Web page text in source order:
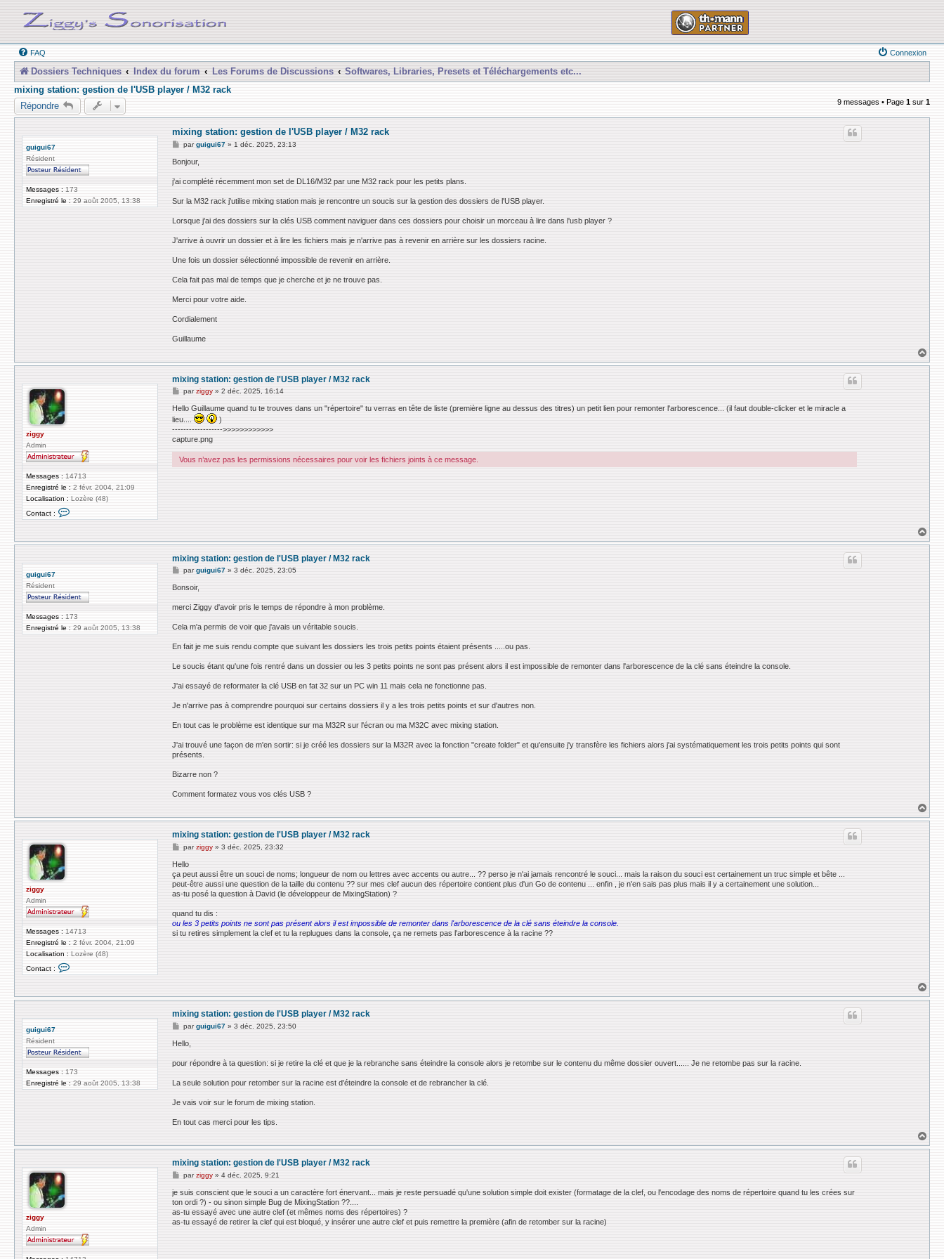
FAQ Connexion
Dossiers Techniques Index du forum Les Forums de Discussions
Softwares, Libraries, Presets et Téléchargements etc...
mixing station: gestion de l'USB player / M32 rack
Répondre
9 messages • Page 1 sur 1
guigui67
Résident
Messages : 173
Enregistré le : 29 août 2005, 13:38
mixing station: gestion de l'USB player / M32 rack
M
s
g
parguigui67 » 1 déc. 2025, 23:13
Bonjour,
j'ai complété récemment mon set de DL16/M32 par une M32 rack pour les petits plans.
Sur la M32 rack j'utilise mixing station mais je rencontre un soucis sur la gestion des dossiers de l'USB player.
Lorsque j'ai des dossiers sur la clés USB comment naviguer dans ces dossiers pour choisir un morceau à lire dans l'usb player ?
J'arrive à ouvrir un dossier et à lire les fichiers mais je n'arrive pas à revenir en arrière sur les dossiers racine.
Une fois un dossier sélectionné impossible de revenir en arrière.
Cela fait pas mal de temps que je cherche et je ne trouve pas.
Merci pour votre aide.
Cordialement
Guillaume
a
ziggy
Admin
Messages : 14713
Enregistré le : 2 févr. 2004, 21:09
Localisation : Lozère (48)
Contact :
a
i
g
y
mixing station: gestion de l'USB player / M32 rack
M
s
a
e
parziggy »2 déc. 2025, 16:14
Hello Guillaume quand tu te trouves dans un "répertoire" tu verras en tête de liste (première ligne au dessus des titres) un petit lien pour remonter l'arborescence... (il faut double-clicker et le miracle a
lieu....
)
------------------>>>>>>>>>>>>
capture.png
Vous n’avez pas les permissions nécessaires pour voir les fichiers joints à ce message.
a
guigui67
Résident
Messages : 173
Enregistré le : 29 août 2005, 13:38
mixing station: gestion de l'USB player / M32 rack
M
s
g
parguigui67 »3 déc. 2025, 23:05
Bonsoir,
merci Ziggy d'avoir pris le temps de répondre à mon problème.
Cela m'a permis de voir que j'avais un véritable soucis.
En fait je me suis rendu compte que suivant les dossiers les trois petits points étaient présents .....ou pas.
Le soucis étant qu'une fois rentré dans un dossier ou les 3 petits points ne sont pas présent alors il est impossible de remonter dans l'arborescence de la clé sans éteindre la console.
J'ai essayé de reformater la clé USB en fat 32 sur un PC win 11 mais cela ne fonctionne pas.
Je n'arrive pas à comprendre pourquoi sur certains dossiers il y a les trois petits points et sur d'autres non.
En tout cas le problème est identique sur ma M32R sur l'écran ou ma M32C avec mixing station.
J'ai trouvé une façon de m'en sortir: si je créé les dossiers sur la M32R avec la fonction "create folder" et qu'ensuite j'y transfère les fichiers alors j'ai systématiquement les trois petits points qui sont
présents.
Bizarre non ?
Comment formatez vous vos clés USB ?
a
ziggy
Admin
Messages : 14713
Enregistré le : 2 févr. 2004, 21:09
Localisation : Lozère (48)
Contact :
o
a
i
g
y
mixing station: gestion de l'USB player / M32 rack
M
s
s
a
g
e
parziggy »3 déc. 2025, 23:32
Hello
ça peut aussi être un souci de noms; longueur de nom ou lettres avec accents ou autre... ?? perso je n'ai jamais rencontré le souci... mais la raison du souci est certainement un truc simple et bête ...
peut-être aussi une question de la taille du contenu ?? sur mes clef aucun des répertoire contient plus d'un Go de contenu ... enfin , je n'en sais pas plus mais il y a certainement une solution...
as-tu posé la question à David (le développeur de MixingStation) ?
quand tu dis :
ou les 3 petits points ne sont pas présent alors il est impossible de remonter dans l'arborescence de la clé sans éteindre la console.
si tu retires simplement la clef et tu la replugues dans la console, ça ne remets pas l'arborescence à la racine ??
a
guigui67
Résident
Messages : 173
Enregistré le : 29 août 2005, 13:38
mixing station: gestion de l'USB player / M32 rack
M
s
g
parguigui67 »3 déc. 2025, 23:50
Hello,
pour répondre à ta question: si je retire la clé et que je la rebranche sans éteindre la console alors je retombe sur le contenu du même dossier ouvert...... Je ne retombe pas sur la racine.
La seule solution pour retomber sur la racine est d'éteindre la console et de rebrancher la clé.
Je vais voir sur le forum de mixing station.
En tout cas merci pour les tips.
a
ziggy
Admin
mixing station: gestion de l'USB player / M32 rack
M
s
s
g
e
parziggy »4 déc. 2025, 9:21
je suis conscient que le souci a un caractère fort énervant... mais je reste persuadé qu'une solution simple doit exister (formatage de la clef, ou l'encodage des noms de répertoire quand tu les crées sur
ton ordi ?) - ou sinon simple Bug de MixingStation ??....
as-tu essayé avec une autre clef (et mêmes noms des répertoires) ?
as-tu essayé de retirer la clef qui est bloqué, y insérer une autre clef et puis remettre la première (afin de retomber sur la racine)